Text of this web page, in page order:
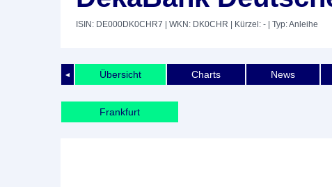
ISIN: DE000DK0CHR7 | WKN: DK0CHR | Kürzel: - | Typ: Anleihe
◄ Übersicht Charts News
Frankfurt